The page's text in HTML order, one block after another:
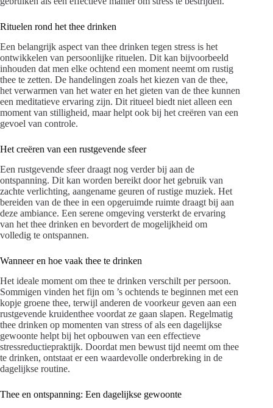
Rituelen rond het thee drinken
Een belangrijk aspect van thee drinken tegen stress is het
ontwikkelen van persoonlijke rituelen. Dit kan bijvoorbeeld
inhouden dat men elke ochtend een moment neemt om rustig
thee te zetten. De handelingen zoals het kiezen van de thee,
het verwarmen van het water en het gieten van de thee kunnen
een meditatieve ervaring zijn. Dit ritueel biedt niet alleen een
moment van stilligheid, maar helpt ook bij het creëren van een
gevoel van controle.
Het creëren van een rustgevende sfeer
Een rustgevende sfeer draagt nog verder bij aan de
ontspanning. Dit kan worden bereikt door het gebruik van
zachte verlichting, aangename geuren of rustige muziek. Het
bereiden van de thee in een opgeruimde ruimte draagt bij aan
deze ambiance. Een serene omgeving versterkt de ervaring
van het thee drinken en bevordert de mogelijkheid om
volledig te ontspannen.
Wanneer en hoe vaak thee te drinken
Het ideale moment om thee te drinken verschilt per persoon.
Sommigen vinden het fijn om ’s ochtends te beginnen met een
kopje groene thee, terwijl anderen de voorkeur geven aan een
rustgevende kruidenthee voordat ze gaan slapen. Regelmatig
thee drinken op momenten van stress of als een dagelijkse
gewoonte helpt bij het opbouwen van een effectieve
stressreductiepraktijk. Doordat men bewust tijd neemt om thee
te drinken, ontstaat er een waardevolle onderbreking in de
dagelijkse routine.
Thee en ontspanning: Een dagelijkse gewoonte